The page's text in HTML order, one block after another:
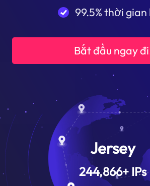
99.5% thời
Bắt đầu ngay
Jersey
244,866+ IPs